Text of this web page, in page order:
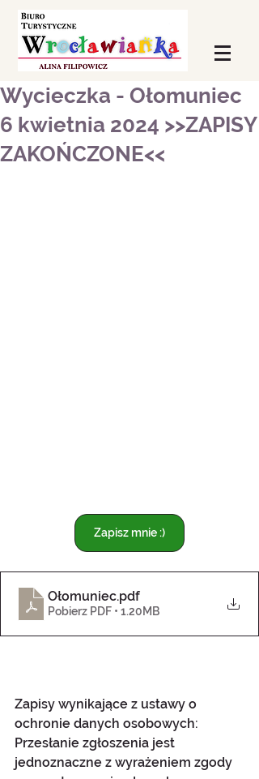
Wycieczka - Ołomuniec
6 kwietnia 2024 >>ZAPISY
ZAKOŃCZONE<<
Zapisz mnie :)
Ołomuniec.pdf
Pobierz PDF • 1.20MB
Zapisy wynikające z ustawy o
ochronie danych osobowych:
Przesłanie zgłoszenia jest
jednoznaczne z wyrażeniem zgody